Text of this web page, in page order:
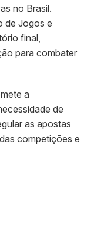
no Brasil.
de Jogos e
final,
para combater
a
de
as apostas
competições e